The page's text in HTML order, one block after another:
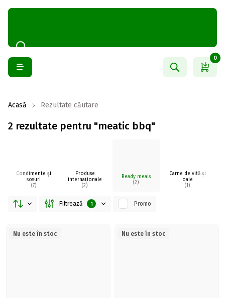
0
Acasă Rezultate căutare
2 rezultate pentru "meatic bbq"
Condimente și
sosuri
(7)
Produse
internaționale
(2)
Ready meals
(2)
Carne de vită și
oaie
(1)
Filtrează 1 Promo
Nu este în stoc Nu este în stoc